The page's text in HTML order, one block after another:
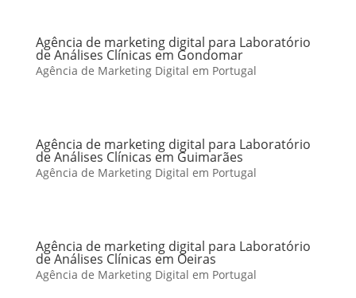
Agência de marketing digital para Laboratório
de Análises Clínicas em Gondomar
Agência de Marketing Digital em Portugal
Agência de marketing digital para Laboratório
de Análises Clínicas em Guimarães
Agência de Marketing Digital em Portugal
Agência de marketing digital para Laboratório
de Análises Clínicas em Oeiras
Agência de Marketing Digital em Portugal